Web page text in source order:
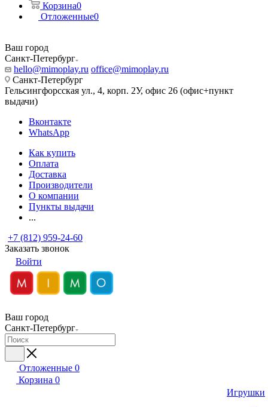
Корзина0
Отложенные0
Ваш город
Санкт-Петербург
hello@mimoplay.ru office@mimoplay.ru
Санкт-Петербург
Гельсингфорсская ул., 4, корп. 2У, офис 26 (офис+пункт
выдачи)
Вконтакте
WhatsApp
Как купить
Оплата
Доставка
Производители
О компании
Пункты выдачи
...
+7 (812) 959-24-60
Заказать звонок
Войти
Ваш город
Санкт-Петербург
Отложенные 0
Корзина 0
Игрушки